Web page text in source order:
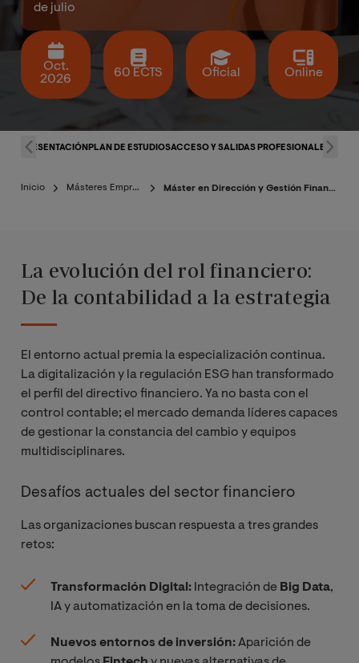
Oct.
2026
60 ECTS Oficial Online
de julio
PRESENTACIÓN PLAN DE ESTUDIOSACCESO Y SALIDAS PROFESIONALES
Inicio Másteres Empresa Máster en Dirección y Gestión Financiera
La evolución del rol financiero:
De la contabilidad a la estrategia
El entorno actual premia la especialización continua.
La digitalización y la regulación ESG han transformado
el perfil del directivo financiero. Ya no basta con el
control contable; el mercado demanda líderes capaces
de gestionar la constancia del cambio y equipos
multidisciplinares.
Desafíos actuales del sector financiero
Las organizaciones buscan respuesta a tres grandes
retos:
Transformación Digital: Integración de Big Data,
IA y automatización en la toma de decisiones.
Nuevos entornos de inversión:Aparición de